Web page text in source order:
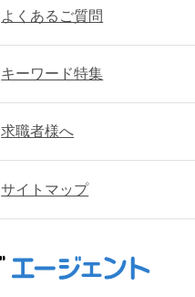
よくあるご質問
キーワード特集
求職者様へ
サイトマップ